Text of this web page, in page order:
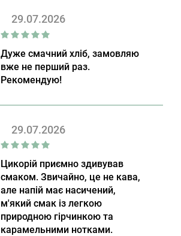
29.07.2026
Дуже смачний хліб, замовляю
вже не перший раз.
Рекомендую!
29.07.2026
Цикорій приємно здивував
смаком. Звичайно, це не кава,
але напій має насичений,
м'який смак із легкою
природною гірчинкою та
карамельними нотками.